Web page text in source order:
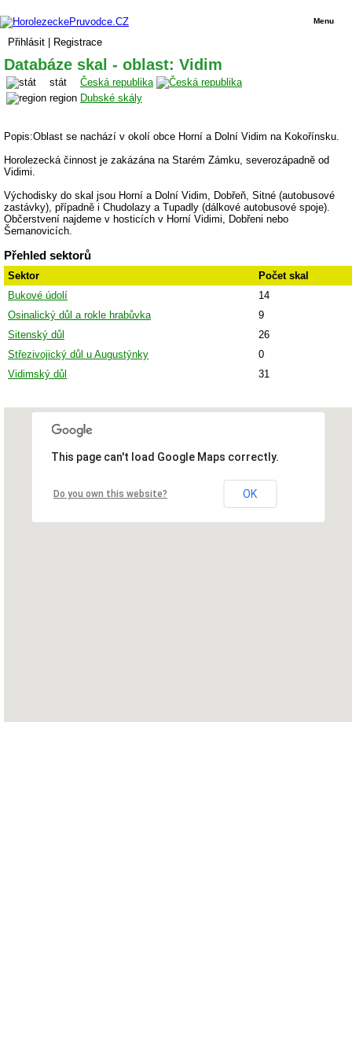
Přihlásit Registrace
Menu
Databáze skal - oblast: Vidim
stát
Česká republika
region Dubské skály
Popis:Oblast se nachází v okolí obce Horní a Dolní Vidim na Kokořínsku.
Horolezecká činnost je zakázána na Starém Zámku, severozápadně od
Vidimi.
Východisky do skal jsou Horní a Dolní Vidim, Dobřeň, Sitné (autobusové
zastávky), případně i Chudolazy a Tupadly (dálkové autobusové spoje).
Občerstvení najdeme v hosticích v Horní Vidimi, Dobřeni nebo
Šemanovicích.
Přehled sektorů
Sektor
Počet skal
Bukové údolí
14
Osinalický důl a rokle hrabůvka
9
Sitenský důl
26
Střezivojický důl u Augustýnky
0
Vidimský důl
31
This page can't load Google Maps correctly.
Do you own this website? OK